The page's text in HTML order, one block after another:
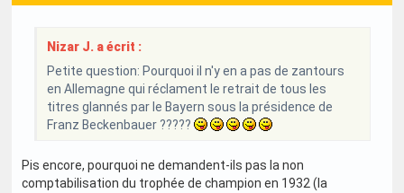
Nizar J. a écrit :
Petite question: Pourquoi il n'y en a pas de zantours
en Allemagne qui réclament le retrait de tous les
titres glannés par le Bayern sous la présidence de
Franz Beckenbauer ?????
Pis encore, pourquoi ne demandent-ils pas la non
comptabilisation du trophée de champion en 1932 (la